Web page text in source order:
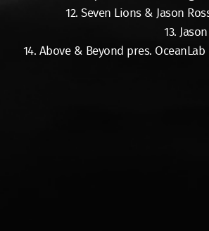
12. Seven Lions & Jason
13.
14. Above & Beyond pres.